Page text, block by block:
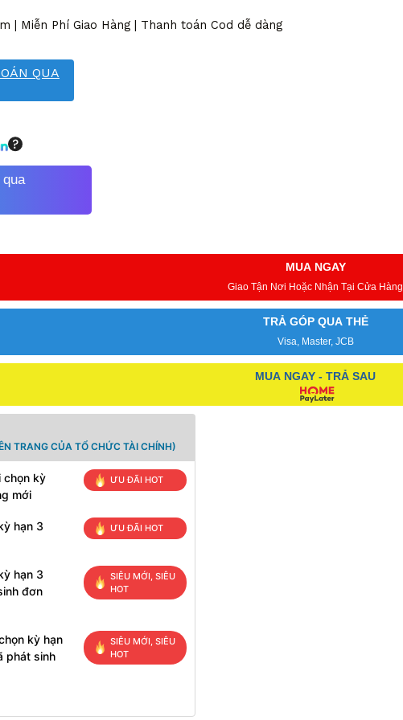
| Miễn Phí Giao Hàng | Thanh toán Cod dễ dàng
QUA
MUA NGAY
Giao Tận Nơi Hoặc Nhận Tại Cửa Hàng
TRẢ GÓP QUA THẺ
Visa, Master, JCB
MUA NGAY - TRẢ SAU
TRANG CỦA TỔ CHỨC TÀI CHÍNH)
chọn kỳ
mới
ƯU ĐÃI HOT
hạn 3
ƯU ĐÃI HOT
hạn 3
đơn
SIÊU MỚI, SIÊU
HOT
kỳ hạn
phát sinh
SIÊU MỚI, SIÊU
HOT